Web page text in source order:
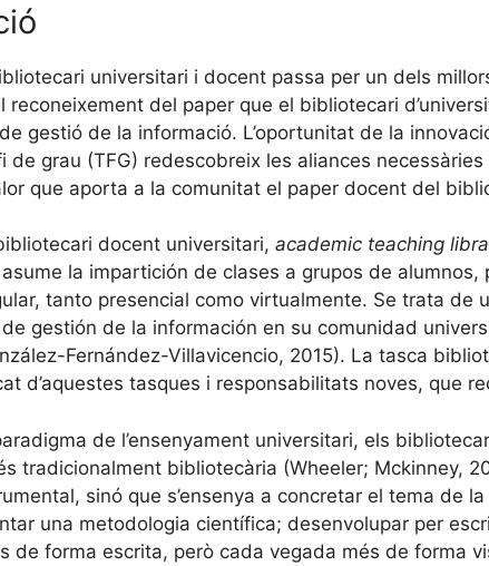
universitari i docent passa per un dels
reconeixement del paper que el bibliotecari
gestió de la informació. L’oportunitat de la
de grau (TFG) redescobreix les aliances
que aporta a la comunitat el paper docent del
docent universitari, academic teaching
la impartición de clases a grupos de
tanto presencial como virtualmente. Se trata
gestión de la información en su comunidad
Fernández-Villavicencio, 2015). La tasca
d’aquestes tasques i responsabilitats noves, que
de l’ensenyament universitari, els
tradicionalment bibliotecària (Wheeler; Mckinney,
sinó que s’ensenya a concretar el tema de
una metodologia científica; desenvolupar per
de forma escrita, però cada vegada més de forma